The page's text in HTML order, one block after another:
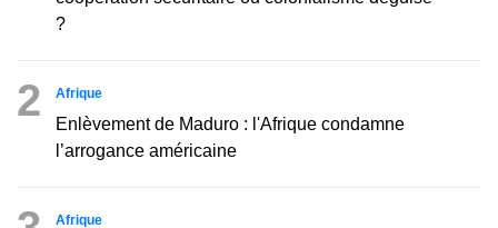
?
2 Afrique
Enlèvement de Maduro : l'Afrique condamne
l’arrogance américaine
Afrique